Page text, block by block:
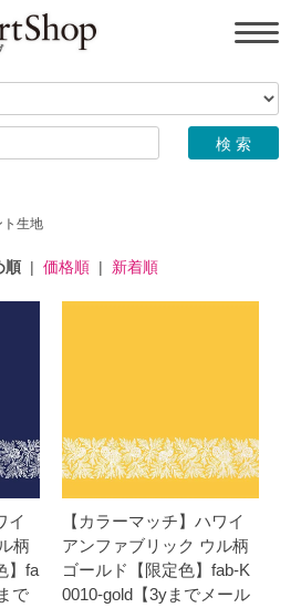
ト生地
順| 価格順| 新着順
イ
柄
】fa
で
【カラーマッチ】ハワイ
アンファブリック ウル柄
ゴールド【限定色】fab-K
0010-gold【3yまでメール